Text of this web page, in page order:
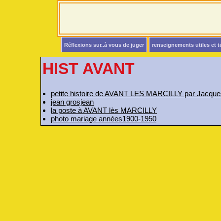
Réflexions sur..à vous de juger renseignements utiles et
HIST AVANT
petite histoire de AVANT LES MARCILLY par
jean grosjean
la poste à AVANT lès MARCILLY
photo mariage années1900-1950